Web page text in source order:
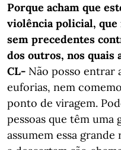
Porque acham que
violência policial, que
sem precedentes
dos outros, nos quais
CL- Não posso entrar
euforias, nem
ponto de viragem.
pessoas que têm uma
assumem essa